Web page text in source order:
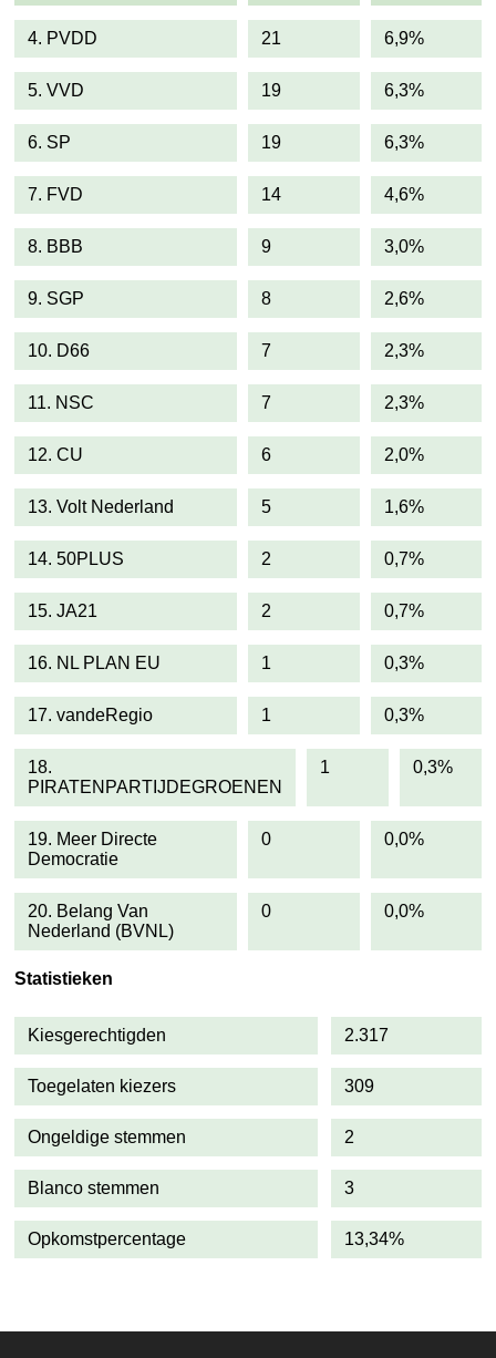
4. PVDD 21 6,9%
5. VVD 19 6,3%
6. SP 19 6,3%
7. FVD 14 4,6%
8. BBB 9 3,0%
9. SGP 8 2,6%
10. D66 7 2,3%
11. NSC 7 2,3%
12. CU 6 2,0%
13. Volt Nederland 5 1,6%
14. 50PLUS 2 0,7%
15. JA21 2 0,7%
16. NL PLAN EU 1 0,3%
17. vandeRegio 1 0,3%
18.
PIRATENPARTIJDEGROENEN
1 0,3%
19. Meer Directe
Democratie
0 0,0%
20. Belang Van
Nederland (BVNL)
0 0,0%
Statistieken
Kiesgerechtigden 2.317
Toegelaten kiezers 309
Ongeldige stemmen 2
Blanco stemmen 3
Opkomstpercentage 13,34%